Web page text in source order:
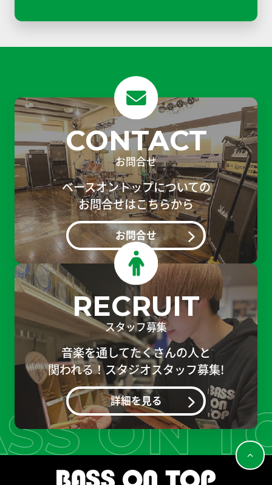
CONTACT
お問合せ
ベースオントップについての
お問合せはこちらから
お問合せ
RECRUIT
スタッフ募集
音楽を通してたくさんの人と
関われる！スタジオスタッフ募集!
詳細を見る